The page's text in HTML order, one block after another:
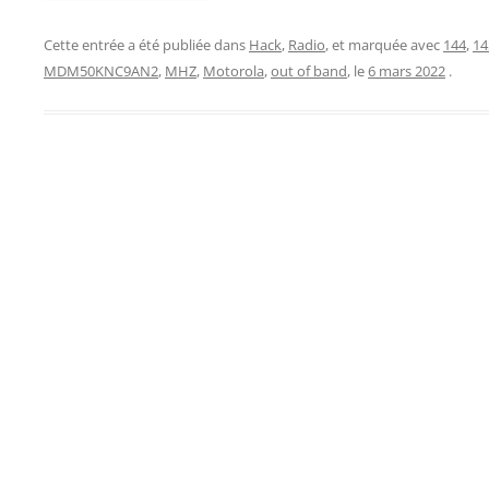
Cette entrée a été publiée dans Hack, Radio, et marquée avec 144,
MDM50KNC9AN2, MHZ, Motorola,out of band, le6 mars 2022 .